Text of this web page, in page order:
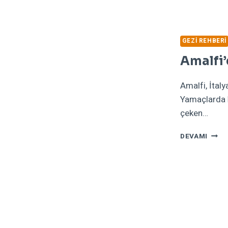
GEZI REHBERI
Amalfi,
çeken…
DEVAMI